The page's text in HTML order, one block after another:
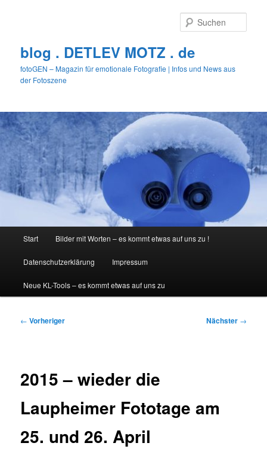
blog . DETLEV MOTZ . de
fotoGEN – Magazin für emotionale Fotografie | Infos und News aus
der Fotoszene
Start Bilder mit Worten – es kommt etwas auf uns zu !
Datenschutzerklärung Impressum
Neue KL-Tools – es kommt etwas auf uns zu
Beitragsnavigation
← Vorheriger Nächster →
2015 – wieder die
Laupheimer Fototage am
25. und 26. April